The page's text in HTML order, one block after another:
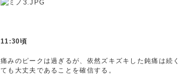
11:30頃
痛みのピークは過ぎるが、依然ズキズキした鈍痛は続
ても大丈夫であることを確信する。